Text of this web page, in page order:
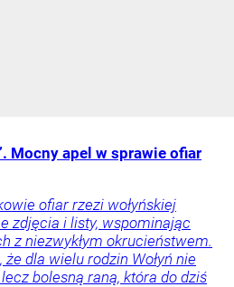
Mocny apel w sprawie ofiar
ofiar rzezi wołyńskiej
zdjęcia i listy, wspominając
z niezwykłym okrucieństwem.
dla wielu rodzin Wołyń nie
bolesną raną, która do dziś